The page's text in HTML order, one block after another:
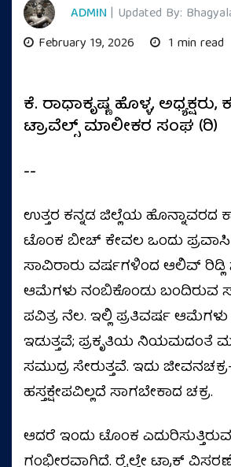
ADMIN | Updated By:
February 19, 2026
1 min read
ಕೆ. ರಾಧಾಕೃಷ್ಣ ಹೊಳ್ಳ,
ಟ್ರಾವೆಲ್ಸ್ ಮಾಲೀಕರ ಸಂಘ (ರಿ)
--
ಉತ್ತರ ಕನ್ನಡ ಜಿಲ್ಲೆಯ ಹೊನ್ನಾವರದ
ಟೊಂಕ ಬೀಚ್ ಕೇವಲ ಒಂದು ಪ್ರವಾಸಿ
ಸಾವಿರಾರು ವರ್ಷಗಳಿಂದ ಆಲಿವ್ ರಿಡ್ಲಿ
ಆಮೆಗಳು ನಂಬಿಕೊಂಡು ಬಂದಿರುವ
ಪವಿತ್ರ ನೆಲ. ಇಲ್ಲಿ ಪ್ರತಿವರ್ಷ
ಇಡುತ್ತವೆ; ಪ್ರಕೃತಿಯ ನಿಯಮದಂತೆ
ಸಮುದ್ರ ಸೇರುತ್ತವೆ. ಇದು
ಹಸ್ತಕ್ಷೇಪವಿಲ್ಲದೆ ಸಾಗಬೇಕಾದ ಚಕ್ರ.
ಆದರೆ ಇಂದು ಟೊಂಕ